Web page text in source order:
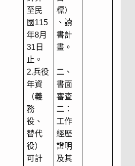
至民
國115
年8月
31日
止。
2.兵役
年資
（義
務
役、
替代
役）
可計
標）
、讀
書計
畫。
二、
書面
審查
二：
工作
經歷
證明
及其